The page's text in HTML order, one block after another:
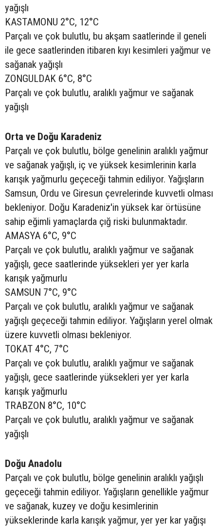
yağışlı
KASTAMONU 2°C, 12°C
Parçalı ve çok bulutlu, bu akşam saatlerinde il geneli
ile gece saatlerinden itibaren kıyı kesimleri yağmur ve
sağanak yağışlı
ZONGULDAK 6°C, 8°C
Parçalı ve çok bulutlu, aralıklı yağmur ve sağanak
yağışlı
Orta ve Doğu Karadeniz
Parçalı ve çok bulutlu, bölge genelinin aralıklı yağmur
ve sağanak yağışlı, iç ve yüksek kesimlerinin karla
karışık yağmurlu geçeceği tahmin ediliyor. Yağışların
Samsun, Ordu ve Giresun çevrelerinde kuvvetli olması
bekleniyor. Doğu Karadeniz'in yüksek kar örtüsüne
sahip eğimli yamaçlarda çığ riski bulunmaktadır.
AMASYA 6°C, 9°C
Parçalı ve çok bulutlu, aralıklı yağmur ve sağanak
yağışlı, gece saatlerinde yüksekleri yer yer karla
karışık yağmurlu
SAMSUN 7°C, 9°C
Parçalı ve çok bulutlu, aralıklı yağmur ve sağanak
yağışlı geçeceği tahmin ediliyor. Yağışların yerel olmak
üzere kuvvetli olması bekleniyor.
TOKAT 4°C, 7°C
Parçalı ve çok bulutlu, aralıklı yağmur ve sağanak
yağışlı, gece saatlerinde yüksekleri yer yer karla
karışık yağmurlu
TRABZON 8°C, 10°C
Parçalı ve çok bulutlu, aralıklı yağmur ve sağanak
yağışlı
Doğu Anadolu
Parçalı ve çok bulutlu, bölge genelinin aralıklı yağışlı
geçeceği tahmin ediliyor. Yağışların genellikle yağmur
ve sağanak, kuzey ve doğu kesimlerinin
yükseklerinde karla karışık yağmur, yer yer kar yağışı